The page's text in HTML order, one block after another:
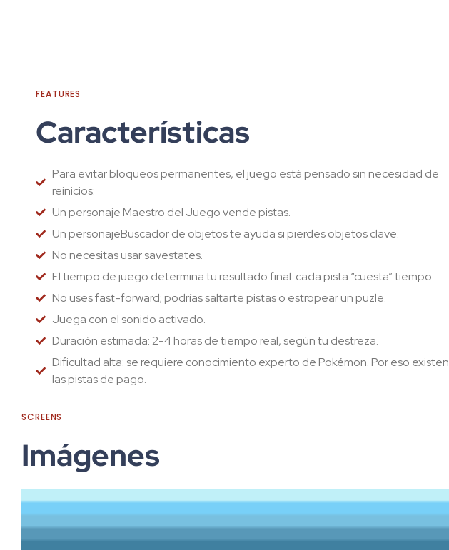
FEATURES
Características
Para evitar bloqueos permanentes, el juego está pensado sin necesidad de
reinicios:
Un personaje Maestro del Juego vende pistas.
Un personajeBuscador de objetos te ayuda si pierdes objetos clave.
No necesitas usar savestates.
El tiempo de juego determina tu resultado final: cada pista “cuesta” tiempo.
No uses fast-forward; podrías saltarte pistas o estropear un puzle.
Juega con el sonido activado.
Duración estimada: 2-4 horas de tiempo real, según tu destreza.
Dificultad alta: se requiere conocimiento experto de Pokémon. Por eso existen
las pistas de pago.
SCREENS
Imágenes